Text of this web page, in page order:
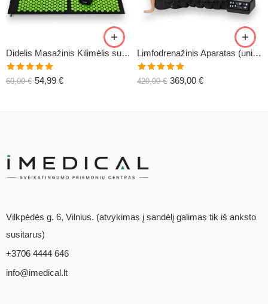
Didelis Masažinis Kilimėlis su Pagalve XL-CLASSIC1
Įvertinimas:
5.00
60,00€ 54,99 €
Limfodrenažinis Aparatas (universalus) C6
Įvertinimas:
5.00
420,00€ 369,00 €
Vilkpėdės g. 6, Vilnius. (atvykimas į sandėlį galimas tik iš anksto
susitarus)
+3706 4444 646
info@imedical.lt